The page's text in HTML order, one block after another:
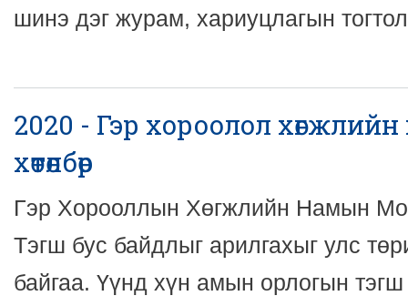
шинэ дэг журам, хариуцлагын
2020 - Гэр хороолол
хөтөлбөр
Гэр Хорооллын Хөгжлийн Намын
Тэгш бус байдлыг арилгахыг улс
байгаа. Үүнд хүн амын орлогын